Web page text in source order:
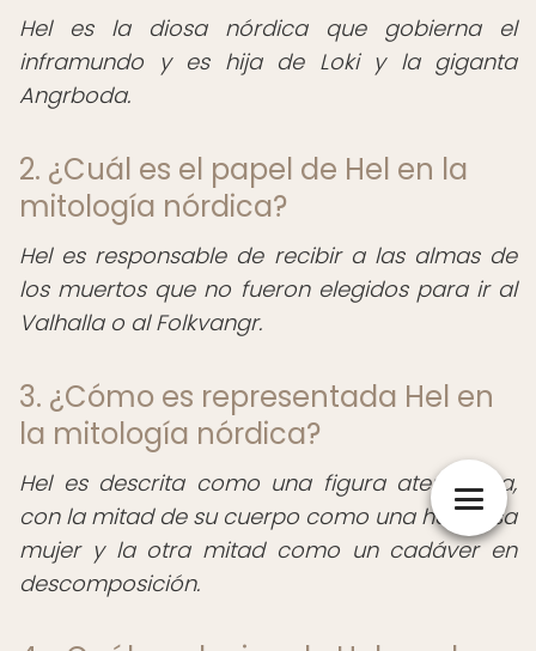
Hel es la diosa nórdica que gobierna el
inframundo y es hija de Loki y la giganta
Angrboda.
2. ¿Cuál es el papel de Hel en la
mitología nórdica?
Hel es responsable de recibir a las almas de
los muertos que no fueron elegidos para ir al
Valhalla o al Folkvangr.
3. ¿Cómo es representada Hel en
la mitología nórdica?
Hel es descrita como una figura aterradora,
con la mitad de su cuerpo como una hermosa
mujer y la otra mitad como un cadáver en
descomposición.